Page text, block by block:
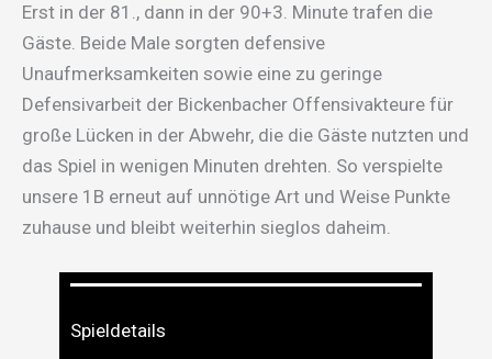
Erst in der 81., dann in der 90+3. Minute trafen die
Gäste. Beide Male sorgten defensive
Unaufmerksamkeiten sowie eine zu geringe
Defensivarbeit der Bickenbacher Offensivakteure für
große Lücken in der Abwehr, die die Gäste nutzten und
das Spiel in wenigen Minuten drehten. So verspielte
unsere 1B erneut auf unnötige Art und Weise Punkte
zuhause und bleibt weiterhin sieglos daheim.
Spieldetails